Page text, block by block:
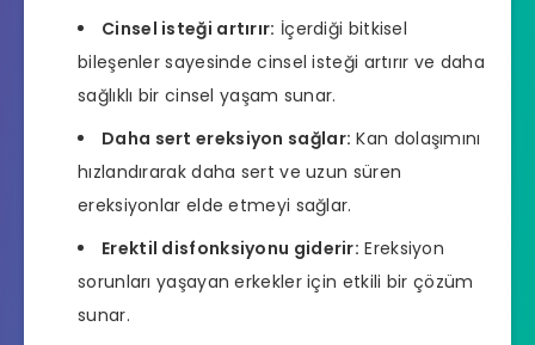
Cinsel isteği artırır: İçerdiği bitkisel
bileşenler sayesinde cinsel isteği artırır ve daha
sağlıklı bir cinsel yaşam sunar.
Daha sert ereksiyon sağlar: Kan dolaşımını
hızlandırarak daha sert ve uzun süren
ereksiyonlar elde etmeyi sağlar.
Erektil disfonksiyonu giderir: Ereksiyon
sorunları yaşayan erkekler için etkili bir çözüm
sunar.